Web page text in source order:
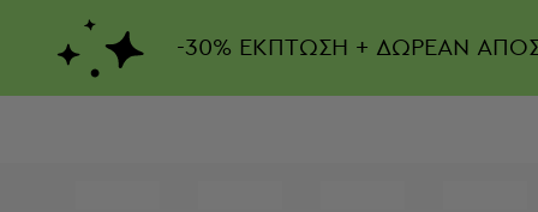
-30% ΕΚΠΤΩΣΗ + ΔΩΡΕΑΝ